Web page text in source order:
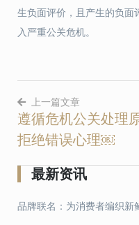
生负面评价，且产生的负面
入严重公关危机。
文
章
导
航
上一篇文章
遵循危机公关处理
拒绝错误心理￼
最新资讯
品牌联名：为消费者编织新